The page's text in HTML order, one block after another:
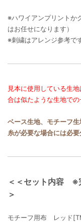
※ハワイアンプリントか
はお任せになります）
※刺繍はアレンジ参考で
見本に使用している生
合は似たような生地での
ベース生地、モチーフ
糸が必要な場合には必要
＜＜セット内容 ※
＞
モチーフ用布 レッド